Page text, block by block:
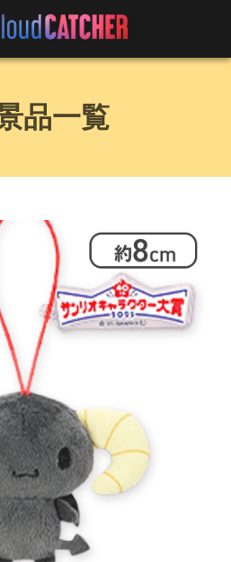
品一覧